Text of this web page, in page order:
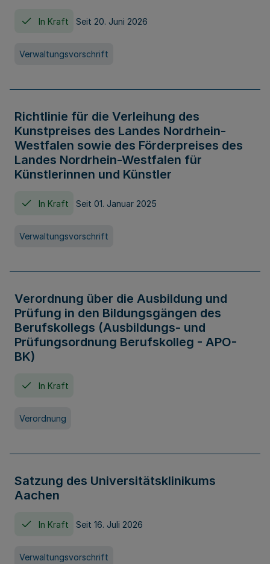
In Kraft Seit 20. Juni 2026
Verwaltungsvorschrift
Richtlinie für die Verleihung des
Kunstpreises des Landes Nordrhein-
Westfalen sowie des Förderpreises des
Landes Nordrhein-Westfalen für
Künstlerinnen und Künstler
In Kraft Seit 01. Januar 2025
Verwaltungsvorschrift
Verordnung über die Ausbildung und
Prüfung in den Bildungsgängen des
Berufskollegs (Ausbildungs- und
Prüfungsordnung Berufskolleg - APO-
BK)
In Kraft
Verordnung
Satzung des Universitätsklinikums
Aachen
In Kraft Seit 16. Juli 2026
Verwaltungsvorschrift